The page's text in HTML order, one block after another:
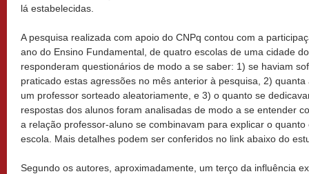
lá estabelecidas.
A pesquisa realizada com apoio do CNPq contou com a
ano do Ensino Fundamental, de quatro escolas de uma cidade
responderam questionários de modo a se saber: 1) se haviam
praticado estas agressões no mês anterior à pesquisa, 2)
um professor sorteado aleatoriamente, e 3) o quanto se
respostas dos alunos foram analisadas de modo a se entender
a relação professor-aluno se combinavam para explicar o
escola. Mais detalhes podem ser conferidos no link abaixo do
Segundo os autores, aproximadamente, um terço da influência